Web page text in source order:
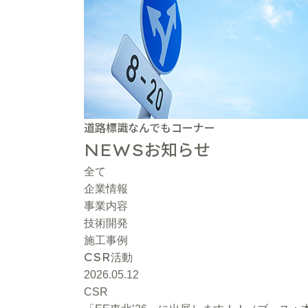
道路標識なんでもコーナー
NEWSお知らせ
全て
企業情報
事業内容
技術開発
施工事例
CSR活動
2026.05.12
CSR